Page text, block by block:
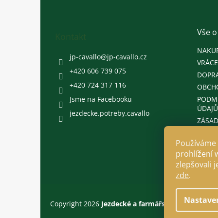
prohlížení
zlepšovali
zde.
jp-cavallo@jp-cavallo.cz
+420 606 739 075
+420 724 317 116
Jsme na Facebooku
jezdecke.potreby.cavallo
Vše
ÚDAJŮ
Copyright 2026 Jezdecké a farmářské potřeby